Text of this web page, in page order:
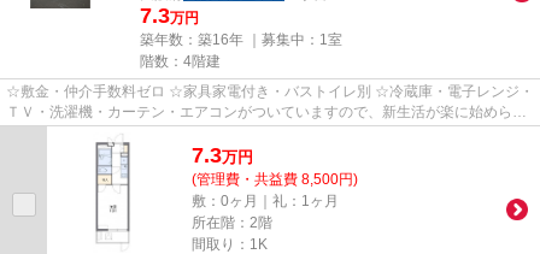
7.3万円
築年数：築16年 ｜募集中： 1室
階数：4階建
☆敷金・仲介手数料ゼロ ☆家具家電付き・バストイレ別 ☆冷蔵庫・電子レンジ・
ＴＶ・洗濯機・カーテン・エアコンがついていますので、新生活が楽に始められ
7.3万円
(管理費・共益費 8,500円)
敷：0ヶ月｜礼：1ヶ月
所在階：2階
間取り：1K